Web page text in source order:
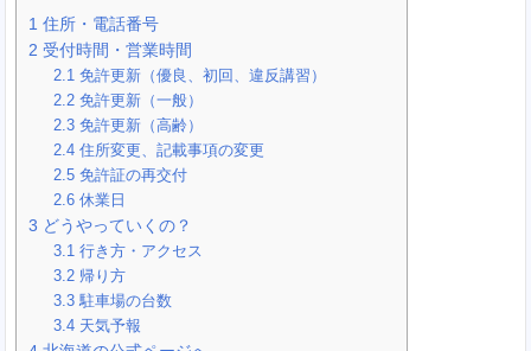
1 住所・電話番号
2 受付時間・営業時間
2.1 免許更新（優良、初回、違反講習）
2.2 免許更新（一般）
2.3 免許更新（高齢）
2.4 住所変更、記載事項の変更
2.5 免許証の再交付
2.6 休業日
3 どうやっていくの？
3.1 行き方・アクセス
3.2 帰り方
3.3 駐車場の台数
3.4 天気予報